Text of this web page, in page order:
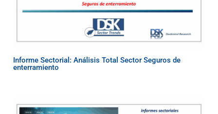
Informe Sectorial: Análisis Total Sector Seguros de
enterramiento